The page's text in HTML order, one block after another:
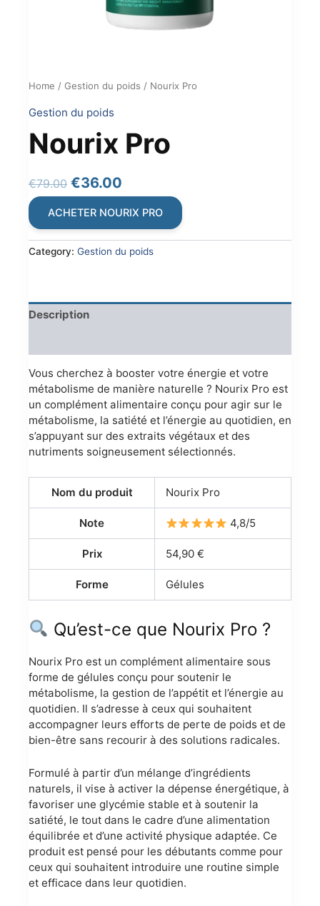
Home / Gestion du poids / Nourix Pro
Gestion du poids
Nourix Pro
€79.00 Original
€79.00.
€36.00
€36.00.
ACHETER NOURIX PRO
Category: Gestion du poids
Description
Vous cherchez à booster votre énergie et votre
métabolisme de manière naturelle ? Nourix Pro est
un complément alimentaire conçu pour agir sur le
métabolisme, la satiété et l’énergie au quotidien, en
s’appuyant sur des extraits végétaux et des
nutriments soigneusement sélectionnés.
Nom du produit Nourix Pro
Note 4,8/5
Prix 54,90 €
Forme Gélules
Qu’est-ce que Nourix Pro ?
Nourix Pro est un complément alimentaire sous
forme de gélules conçu pour soutenir le
métabolisme, la gestion de l’appétit et l’énergie au
quotidien. Il s’adresse à ceux qui souhaitent
accompagner leurs efforts de perte de poids et de
bien-être sans recourir à des solutions radicales.
Formulé à partir d’un mélange d’ingrédients
naturels, il vise à activer la dépense énergétique, à
favoriser une glycémie stable et à soutenir la
satiété, le tout dans le cadre d’une alimentation
équilibrée et d’une activité physique adaptée. Ce
produit est pensé pour les débutants comme pour
ceux qui souhaitent introduire une routine simple
et efficace dans leur quotidien.